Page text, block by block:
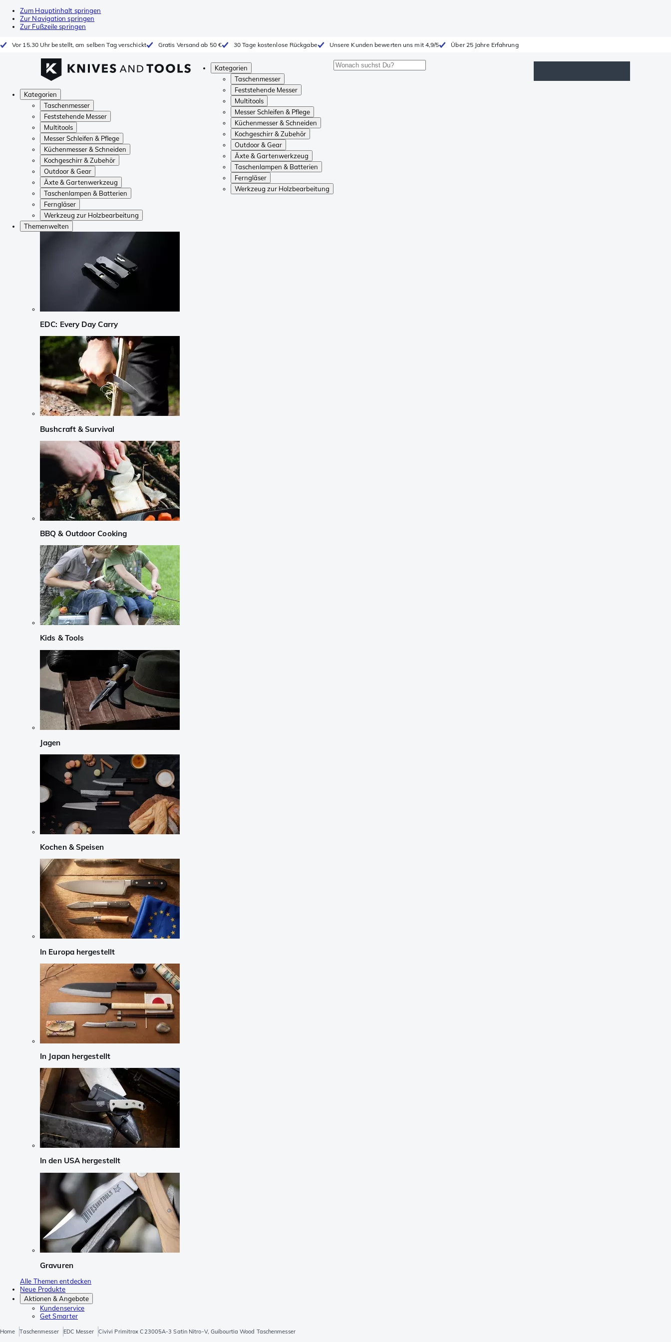
Zum Hauptinhalt springen
Zur Navigation springen
Zur Fußzeile springen
Vor 15.30 Uhr bestellt, am selben Tag verschickt Gratis Versand ab 50 € 30 Tage kostenlose Rückgabe Unsere Kunden bewerten uns mit 4,9/5 Über 25 Jahre Erfahrung
Kategorien
Taschenmesser
Feststehende Messer
Multitools
Messer Schleifen & Pflege
Küchenmesser & Schneiden
Kochgeschirr & Zubehör
Outdoor & Gear
Äxte & Gartenwerkzeug
Taschenlampen & Batterien
Ferngläser
Werkzeug zur Holzbearbeitung
Kategorien
Taschenmesser
Feststehende Messer
Multitools
Messer Schleifen & Pflege
Küchenmesser & Schneiden
Kochgeschirr & Zubehör
Outdoor & Gear
Äxte & Gartenwerkzeug
Taschenlampen & Batterien
Ferngläser
Werkzeug zur Holzbearbeitung
Themenwelten
EDC: Every Day Carry
Bushcraft & Survival
BBQ & Outdoor Cooking
Kids & Tools
Jagen
Kochen & Speisen
In Europa hergestellt
In Japan hergestellt
In den USA hergestellt
Gravuren
Alle Themen entdecken
Neue Produkte
Aktionen & Angebote
Kundenservice
Get Smarter
Home Taschenmesser EDC Messer Civivi Primitrox C23005A-3 Satin Nitro-V, Guibourtia Wood Taschenmesser